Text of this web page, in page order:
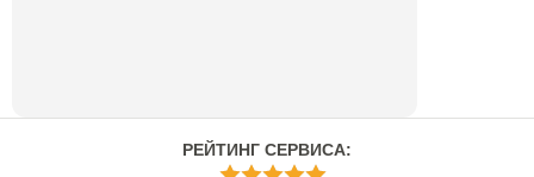
РЕЙТИНГ СЕРВИСА: